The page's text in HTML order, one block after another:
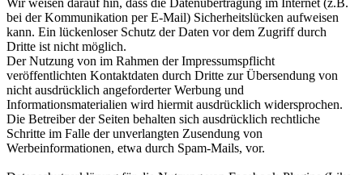
Wir weisen darauf hin, dass die Datenübertragung im Internet (z.B.
bei der Kommunikation per E-Mail) Sicherheitslücken aufweisen
kann. Ein lückenloser Schutz der Daten vor dem Zugriff durch
Dritte ist nicht möglich.
Der Nutzung von im Rahmen der Impressumspflicht
veröffentlichten Kontaktdaten durch Dritte zur Übersendung von
nicht ausdrücklich angeforderter Werbung und
Informationsmaterialien wird hiermit ausdrücklich widersprochen.
Die Betreiber der Seiten behalten sich ausdrücklich rechtliche
Schritte im Falle der unverlangten Zusendung von
Werbeinformationen, etwa durch Spam-Mails, vor.